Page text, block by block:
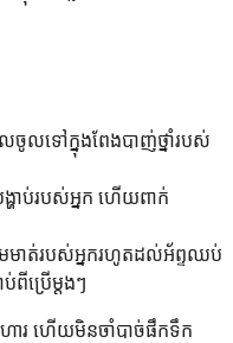
លទៅក្នុង​ពែង​បាញ់ថ្នាំ​របស់​
ហាប់​របស់​អ្នក ហើយ​ពាក់​
ម​មាត់​របស់អ្នក​រហូតដល់​អ័ព្ទ​ឈប់
ពី​ប្រើ​ម្តងៗ
ហារ ហើយ​មិនចាំបាច់​ផឹកទឹក